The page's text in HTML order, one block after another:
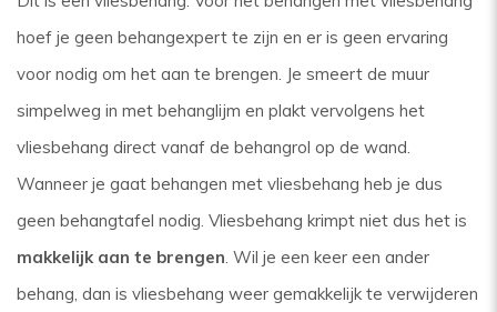
hoef je geen behangexpert te zijn en er is geen ervaring
voor nodig om het aan te brengen. Je smeert de muur
simpelweg in met behanglijm en plakt vervolgens het
vliesbehang direct vanaf de behangrol op de wand.
Wanneer je gaat behangen met vliesbehang heb je dus
geen behangtafel nodig. Vliesbehang krimpt niet dus het is
makkelijk aan te brengen. Wil je een keer een ander
behang, dan is vliesbehang weer gemakkelijk te verwijderen